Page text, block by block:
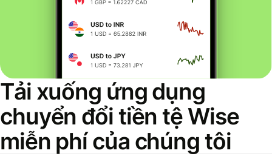
Tải xuống ứng dụng
chuyển đổi tiền tệ Wise
miễn phí của chúng tôi